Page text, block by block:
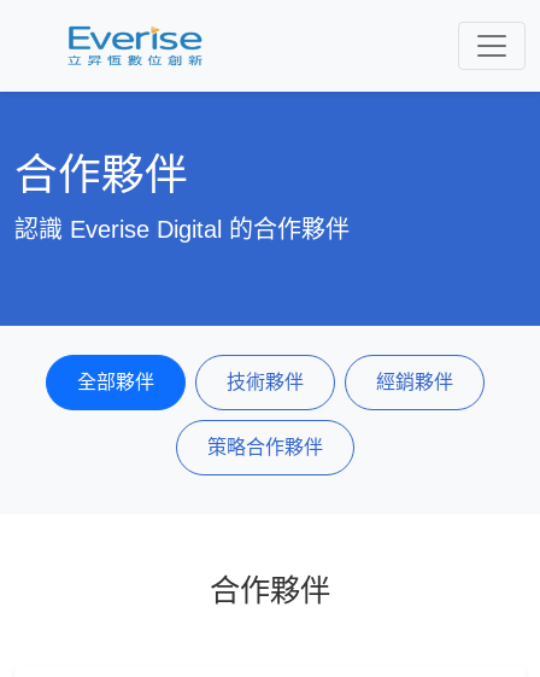
合作夥伴
認識 Everise Digital 的合作夥伴
全部夥伴 技術夥伴 經銷夥伴
策略合作夥伴
合作夥伴